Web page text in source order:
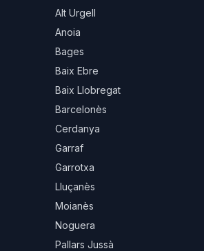
Alt Urgell
Anoia
Bages
Baix Ebre
Baix Llobregat
Barcelonès
Cerdanya
Garraf
Garrotxa
Lluçanès
Moianès
Noguera
Pallars Jussà